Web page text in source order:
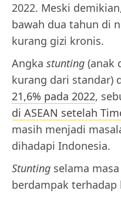
2022. Meski
bawah dua tahun di
kurang gizi kronis.
Angka stunting (anak
kurang dari standar)
21,6% pada 2022,
di ASEAN setelah
masih menjadi
dihadapi Indonesia.
Stunting selama
berdampak